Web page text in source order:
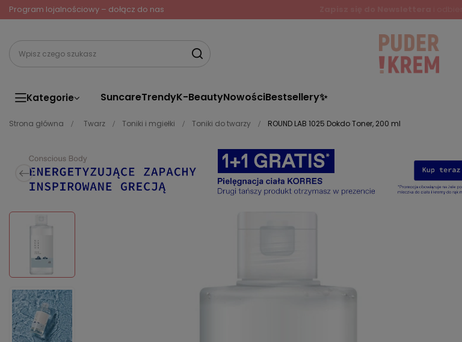
Program lojalnościowy – dołącz do nas
Kategorie SuncareTrendyK-BeautyNowościBestsellery✨
Strona główna Twarz Toniki i mgiełki Toniki do twarzy ROUND LAB 1025 Dokdo Toner, 200 ml